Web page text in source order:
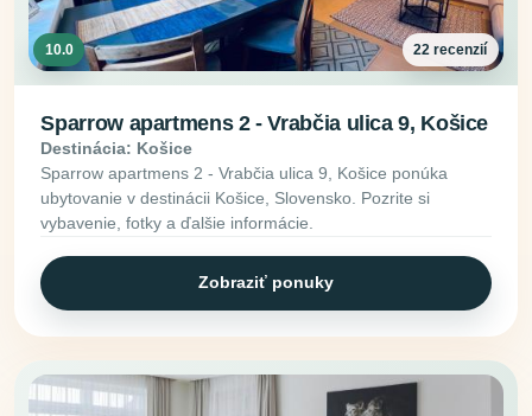
10.0 22 recenzií
Sparrow apartmens 2 - Vrabčia ulica 9, Košice
Destinácia: Košice
Sparrow apartmens 2 - Vrabčia ulica 9, Košice ponúka
ubytovanie v destinácii Košice, Slovensko. Pozrite si
vybavenie, fotky a ďalšie informácie.
Zobraziť ponuky